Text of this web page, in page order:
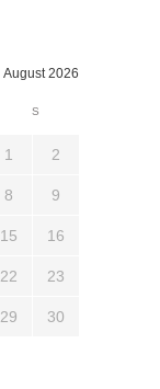
August 2026
S
1 2
8 9
15 16
22 23
29 30